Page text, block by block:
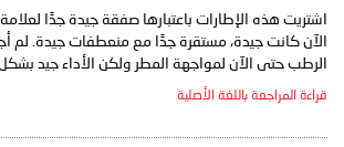
اشتريت هذه الإطارات باعتبارها صفقة جيدة جدًا
الآن كانت جيدة، مستقرة جدًا مع منعطفات جيدة. لم
الرطب حتى الآن لمواجهة المطر ولكن الأداء جيد بشكل
قراءة المراجعة باللغة الأصلية